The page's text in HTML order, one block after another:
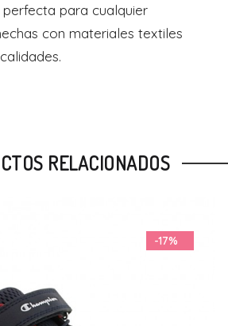
para cualquier
con materiales textiles
RELACIONADOS